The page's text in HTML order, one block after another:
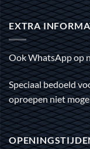
EXTRA
Ook WhatsApp op
Speciaal bedoeld
oproepen niet